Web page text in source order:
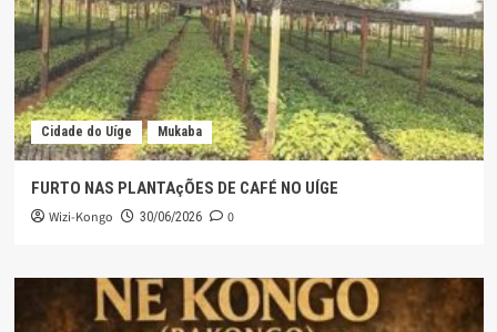
Cidade do Uíge Mukaba
FURTO NAS PLANTAçÕES DE CAFÉ NO UÍGE
Wizi-Kongo 30/06/2026 0